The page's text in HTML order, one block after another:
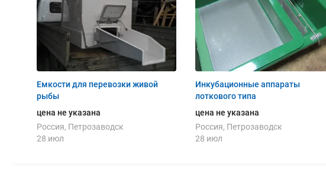
Емкости для перевозки живой
рыбы
цена не указана
Россия, Петрозаводск
28 июл
Инкубационные аппараты
лоткового типа
цена не указана
Россия, Петрозаводск
28 июл